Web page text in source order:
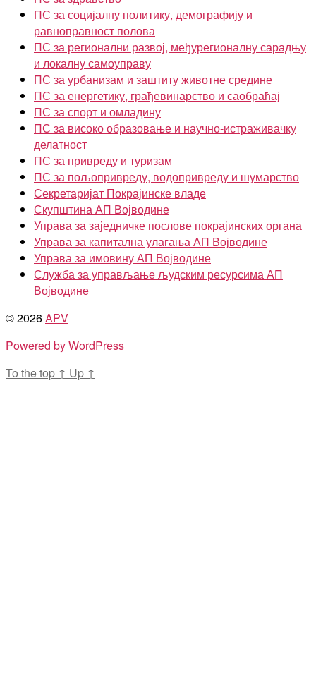
ПС за социјалну политику, демографију и
равноправност полова
ПС за регионални развој, међурегионалну сарадњу
и локалну самоуправу
ПС за урбанизам и заштиту животне средине
ПС за енергетику, грађевинарство и саобраћај
ПС за спорт и омладину
ПС за високо образовање и научно-истраживачку
делатност
ПС за привреду и туризам
ПС за пољопривреду, водопривреду и шумарство
Секретаријат Покрајинске владе
Скупштина АП Војводине
Управа за заједничке послове покрајинских органа
Управа за капитална улагања АП Војводине
Управа за имовину АП Војводине
Служба за управљање људским ресурсима АП
Војводине
© 2026APV
Powered by WordPress
To the top ↑ Up ↑